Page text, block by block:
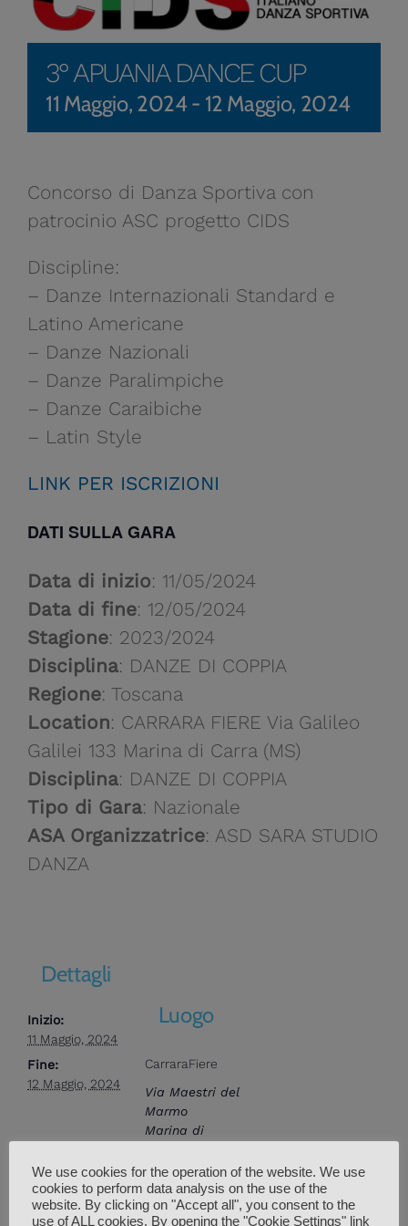
3° APUANIA DANCE CUP
11 Maggio, 2024- 12 Maggio, 2024
Concorso di Danza Sportiva con
patrocinio ASC progetto CIDS
Discipline:
– Danze Internazionali Standard e
Latino Americane
– Danze Nazionali
– Danze Paralimpiche
– Danze Caraibiche
– Latin Style
LINK PER ISCRIZIONI
DATI SULLA GARA
Data di inizio: 11/05/2024
Data di fine: 12/05/2024
Stagione: 2023/2024
Disciplina: DANZE DI COPPIA
Regione: Toscana
Location: CARRARA FIERE Via Galileo
Galilei 133 Marina di Carra (MS)
Disciplina: DANZE DI COPPIA
Tipo di Gara: Nazionale
ASA Organizzatrice: ASD SARA STUDIO
DANZA
Dettagli
Inizio:
11 Maggio, 2024
Fine:
12 Maggio, 2024
Luogo
CarraraFiere
Via Maestri del
Marmo
Marina di
54033
Italia
+ Google Maps
Numero di
We use cookies for the operation of the website. We use
cookies to perform data analysis on the use of the
website. By clicking on "Accept all", you consent to the
use of ALL cookies. By opening the "Cookie Settings" link